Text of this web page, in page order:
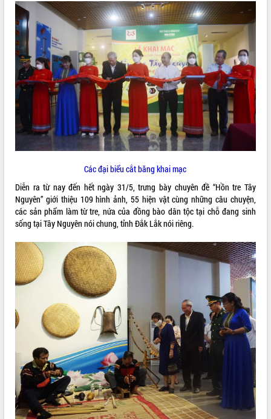
UBND CÁC XÃ, PHƯỜNG
THÔNG TIN CHỈ ĐẠO ĐIỀU HÀNH
HỆ THỐNG VĂN BẢN
VĂN BẢN HĐND TỈNH
ĐIỂM TIN VĂN BẢN
QUY HOẠCH - KẾ HOẠCH
VIDEO
Không có file video nào để phát.
Các đại biểu cắt băng khai mạc
Diễn ra từ nay đến hết ngày 31/5, trưng bày chuyên đề “Hồn tre Tây
Nguyên” giới thiệu 109 hình ảnh, 55 hiện vật cùng những câu chuyện,
các sản phẩm làm từ tre, nứa của đồng bào dân tộc tại chỗ đang sinh
sống tại Tây Nguyên nói chung, tỉnh Đắk Lắk nói riêng.